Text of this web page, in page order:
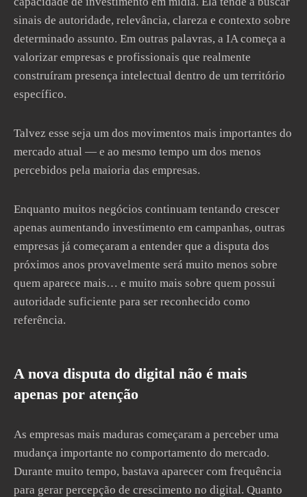
sinais de autoridade, relevância, clareza e contexto sobre
determinado assunto. Em outras palavras, a IA começa a
valorizar empresas e profissionais que realmente
construíram presença intelectual dentro de um território
específico.
Talvez esse seja um dos movimentos mais importantes do
mercado atual — e ao mesmo tempo um dos menos
percebidos pela maioria das empresas.
Enquanto muitos negócios continuam tentando crescer
apenas aumentando investimento em campanhas, outras
empresas já começaram a entender que a disputa dos
próximos anos provavelmente será muito menos sobre
quem aparece mais… e muito mais sobre quem possui
autoridade suficiente para ser reconhecido como
referência.
A nova disputa do digital não é mais
apenas por atenção
As empresas mais maduras começaram a perceber uma
mudança importante no comportamento do mercado.
Durante muito tempo, bastava aparecer com frequência
para gerar percepção de crescimento no digital. Quanto